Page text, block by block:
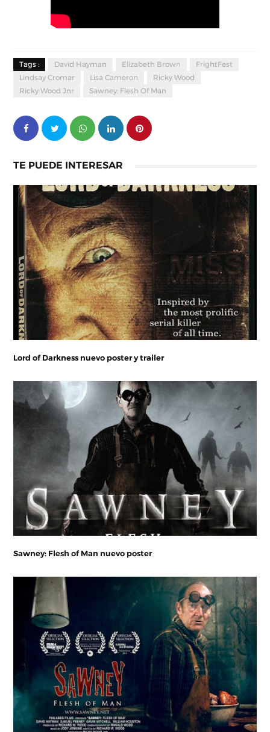
Tags : David Hayman Elizabeth Brown
FrightFest
Lindsay Cromar
Lisa Cameron
Ricky Wood
Ricky Wood Jnr
Sawney: Flesh Of Man
TE PUEDE INTERESAR
Lord of Darkness nuevo poster y trailer
Sawney: Flesh of Man nuevo poster